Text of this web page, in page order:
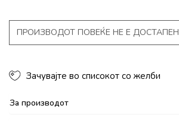
ПРОИЗВОДОТ ПОВЕЌЕ НЕ Е ДОСТАПЕН
Зачувајте во списокот со желби
За производот